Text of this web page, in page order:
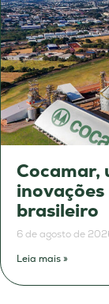
Cocamar,
brasileiro
6 de agosto de
Leia mais »